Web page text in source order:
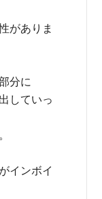
がありま
分に
していっ
インボイ